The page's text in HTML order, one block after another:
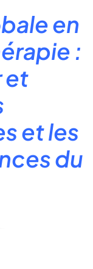
en
:
et
et les
du